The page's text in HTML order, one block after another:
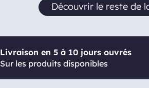
Découvrir le reste de
Livraison en 5 à 10 jours ouvrés
Sur les produits disponibles